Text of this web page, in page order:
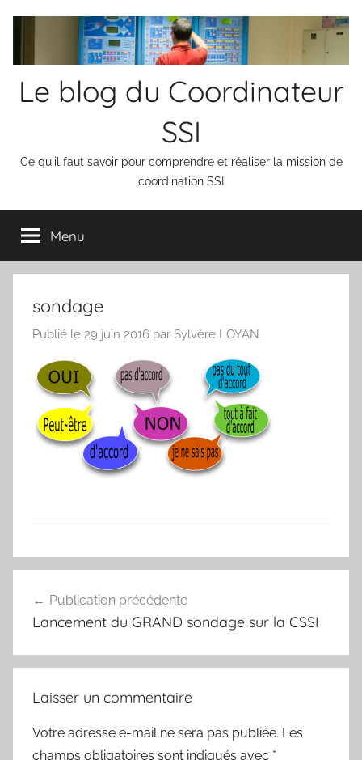
Le blog du Coordinateur
SSI
Ce qu'il faut savoir pour comprendre et réaliser la mission de
coordination SSI
Menu
sondage
Publié le 29 juin 2016 par Sylvère LOYAN
de
Publication précédente
Lancement du GRAND sondage sur la CSSI
Laisser un commentaire
Votre adresse e-mail ne sera pas publiée. Les
champs obligatoires sont indiqués avec *